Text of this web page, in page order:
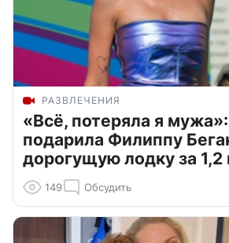
РАЗВЛЕЧЕНИЯ
«Всё, потеряла я
подарила Филиппу
дорогущую лодку за 1,2
149 Обсудить